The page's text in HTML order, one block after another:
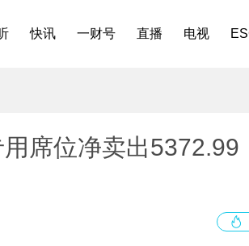
快讯 一财号 直播 电视
席位净卖出5372.99